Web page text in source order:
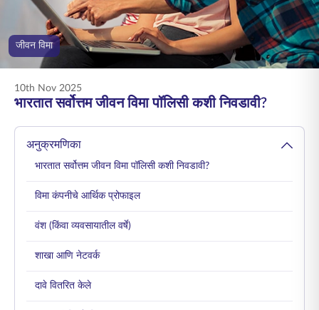
ENGLISH
ऑनलाइन खरेदी करा प्रीमियम भरा
जीवन विमा
10th Nov 2025
भारतात सर्वोत्तम जीवन विमा पॉलिसी कशी निवडावी?
अनुक्रमणिका
भारतात सर्वोत्तम जीवन विमा पॉलिसी कशी निवडावी?
विमा कंपनीचे आर्थिक प्रोफाइल
वंश (किंवा व्यवसायातील वर्षे)
शाखा आणि नेटवर्क
दावे वितरित केले